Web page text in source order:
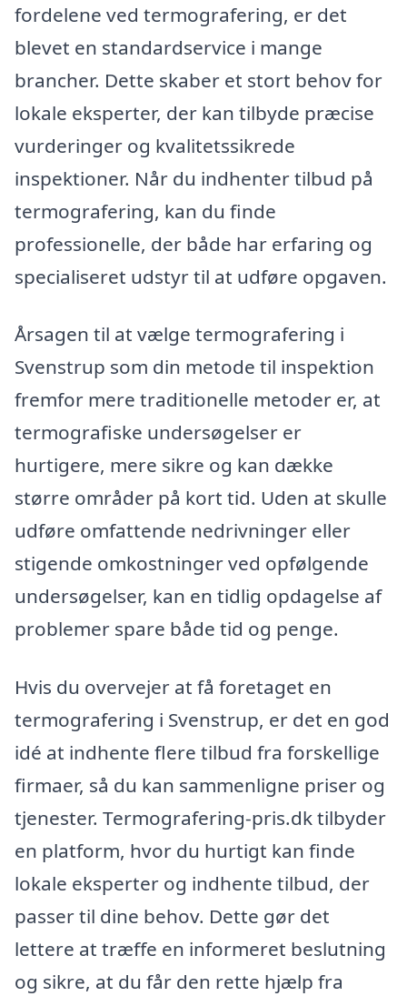
fordelene ved termografering, er det
blevet en standardservice i mange
brancher. Dette skaber et stort behov for
lokale eksperter, der kan tilbyde præcise
vurderinger og kvalitetssikrede
inspektioner. Når du indhenter tilbud på
termografering, kan du finde
professionelle, der både har erfaring og
specialiseret udstyr til at udføre opgaven.
Årsagen til at vælge termografering i
Svenstrup som din metode til inspektion
fremfor mere traditionelle metoder er, at
termografiske undersøgelser er
hurtigere, mere sikre og kan dække
større områder på kort tid. Uden at skulle
udføre omfattende nedrivninger eller
stigende omkostninger ved opfølgende
undersøgelser, kan en tidlig opdagelse af
problemer spare både tid og penge.
Hvis du overvejer at få foretaget en
termografering i Svenstrup, er det en god
idé at indhente flere tilbud fra forskellige
firmaer, så du kan sammenligne priser og
tjenester. Termografering-pris.dk tilbyder
en platform, hvor du hurtigt kan finde
lokale eksperter og indhente tilbud, der
passer til dine behov. Dette gør det
lettere at træffe en informeret beslutning
og sikre, at du får den rette hjælp fra